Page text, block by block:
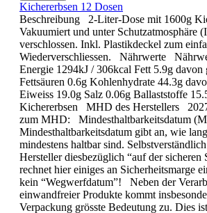
Kichererbsen 12 Dosen
Beschreibung 2-Liter-Dose mit 1600g
Vakuumiert und unter Schutzatmosphäre
verschlossen. Inkl. Plastikdeckel zum
Wiederverschliessen. Nährwerte
Energie 1294kJ / 306kcal Fett 5.9g davon
Fettsäuren 0.6g Kohlenhydrate 44.3g
Eiweiss 19.0g Salz 0.06g Ballaststoffe
Kichererbsen MHD des Her­stel­lers
zum MHD: Mindesthaltbarkeitsdatum
Mindesthaltbarkeitsdatum gibt an, wie
mindestens haltbar sind.
Hersteller diesbezüglich “auf der sicheren
rechnet hier einiges an Sicherheitsmarge
kein “Wegwerfdatum”! Neben der
einwandfreier Produkte kommt
Verpackung grösste Bedeutung zu. Dies